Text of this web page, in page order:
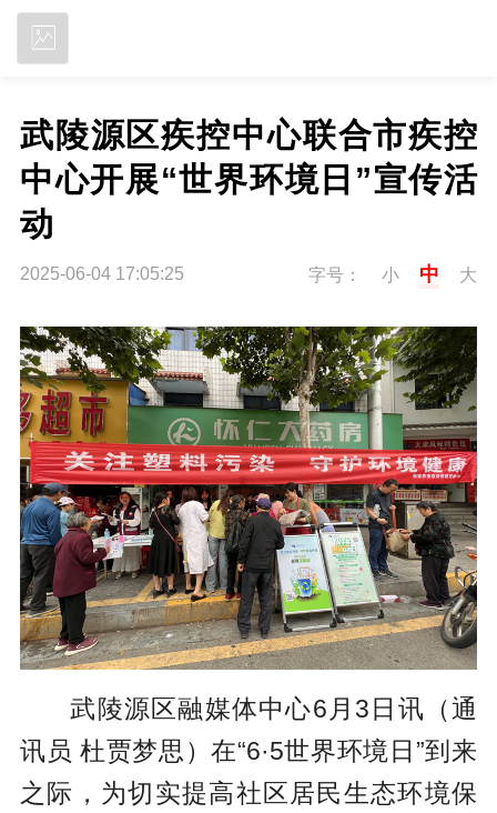
武陵源区疾控中心联合市疾控
中心开展“世界环境日”宣传活
动
2025-06-04 17:05:25 字号： 小 中 大
武陵源区融媒体中心6月3日讯（通
讯员 杜贾梦思）在“6·5世界环境日”到来
之际，为切实提高社区居民生态环境保